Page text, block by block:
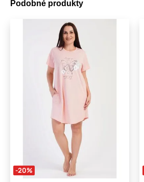
Podobné produkty
-20%